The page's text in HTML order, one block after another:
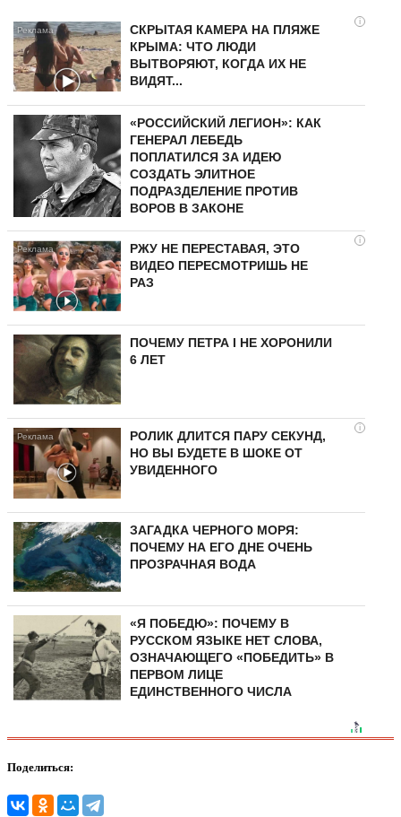
i
СКРЫТАЯ КАМЕРА НА ПЛЯЖЕ
КРЫМА: ЧТО ЛЮДИ
ВЫТВОРЯЮТ, КОГДА ИХ НЕ
ВИДЯТ...
«РОССИЙСКИЙ ЛЕГИОН»: КАК
ГЕНЕРАЛ ЛЕБЕДЬ
ПОПЛАТИЛСЯ ЗА ИДЕЮ
СОЗДАТЬ ЭЛИТНОЕ
ПОДРАЗДЕЛЕНИЕ ПРОТИВ
ВОРОВ В ЗАКОНЕ
i
РЖУ НЕ ПЕРЕСТАВАЯ, ЭТО
ВИДЕО ПЕРЕСМОТРИШЬ НЕ
РАЗ
ПОЧЕМУ ПЕТРА I НЕ ХОРОНИЛИ
6 ЛЕТ
i
РОЛИК ДЛИТСЯ ПАРУ СЕКУНД,
НО ВЫ БУДЕТЕ В ШОКЕ ОТ
УВИДЕННОГО
ЗАГАДКА ЧЕРНОГО МОРЯ:
ПОЧЕМУ НА ЕГО ДНЕ ОЧЕНЬ
ПРОЗРАЧНАЯ ВОДА
«Я ПОБЕДЮ»: ПОЧЕМУ В
РУССКОМ ЯЗЫКЕ НЕТ СЛОВА,
ОЗНАЧАЮЩЕГО «ПОБЕДИТЬ» В
ПЕРВОМ ЛИЦЕ
ЕДИНСТВЕННОГО ЧИСЛА
Поделиться: